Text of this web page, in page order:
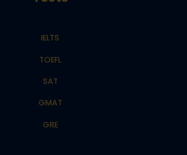
IELTS
TOEFL
SAT
GMAT
GRE